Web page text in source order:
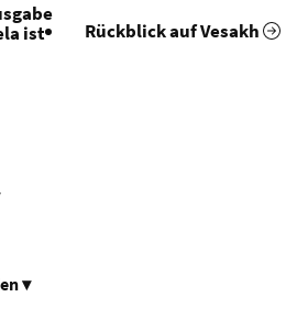
ist
Rückblick auf Vesakh
▾